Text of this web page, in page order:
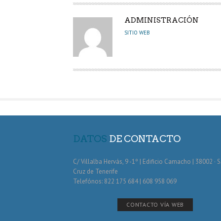
A
U
R
ADMINISTRACIÓN
SITIO WEB
DATOS DE CONTACTO
C/ Villalba Hervás, 9 -1º | Edificio Camacho | 38002 ·
Cruz de Tenerife
Telefónos: 822 175 684 | 608 958 069
CONTACTO VÍA WEB